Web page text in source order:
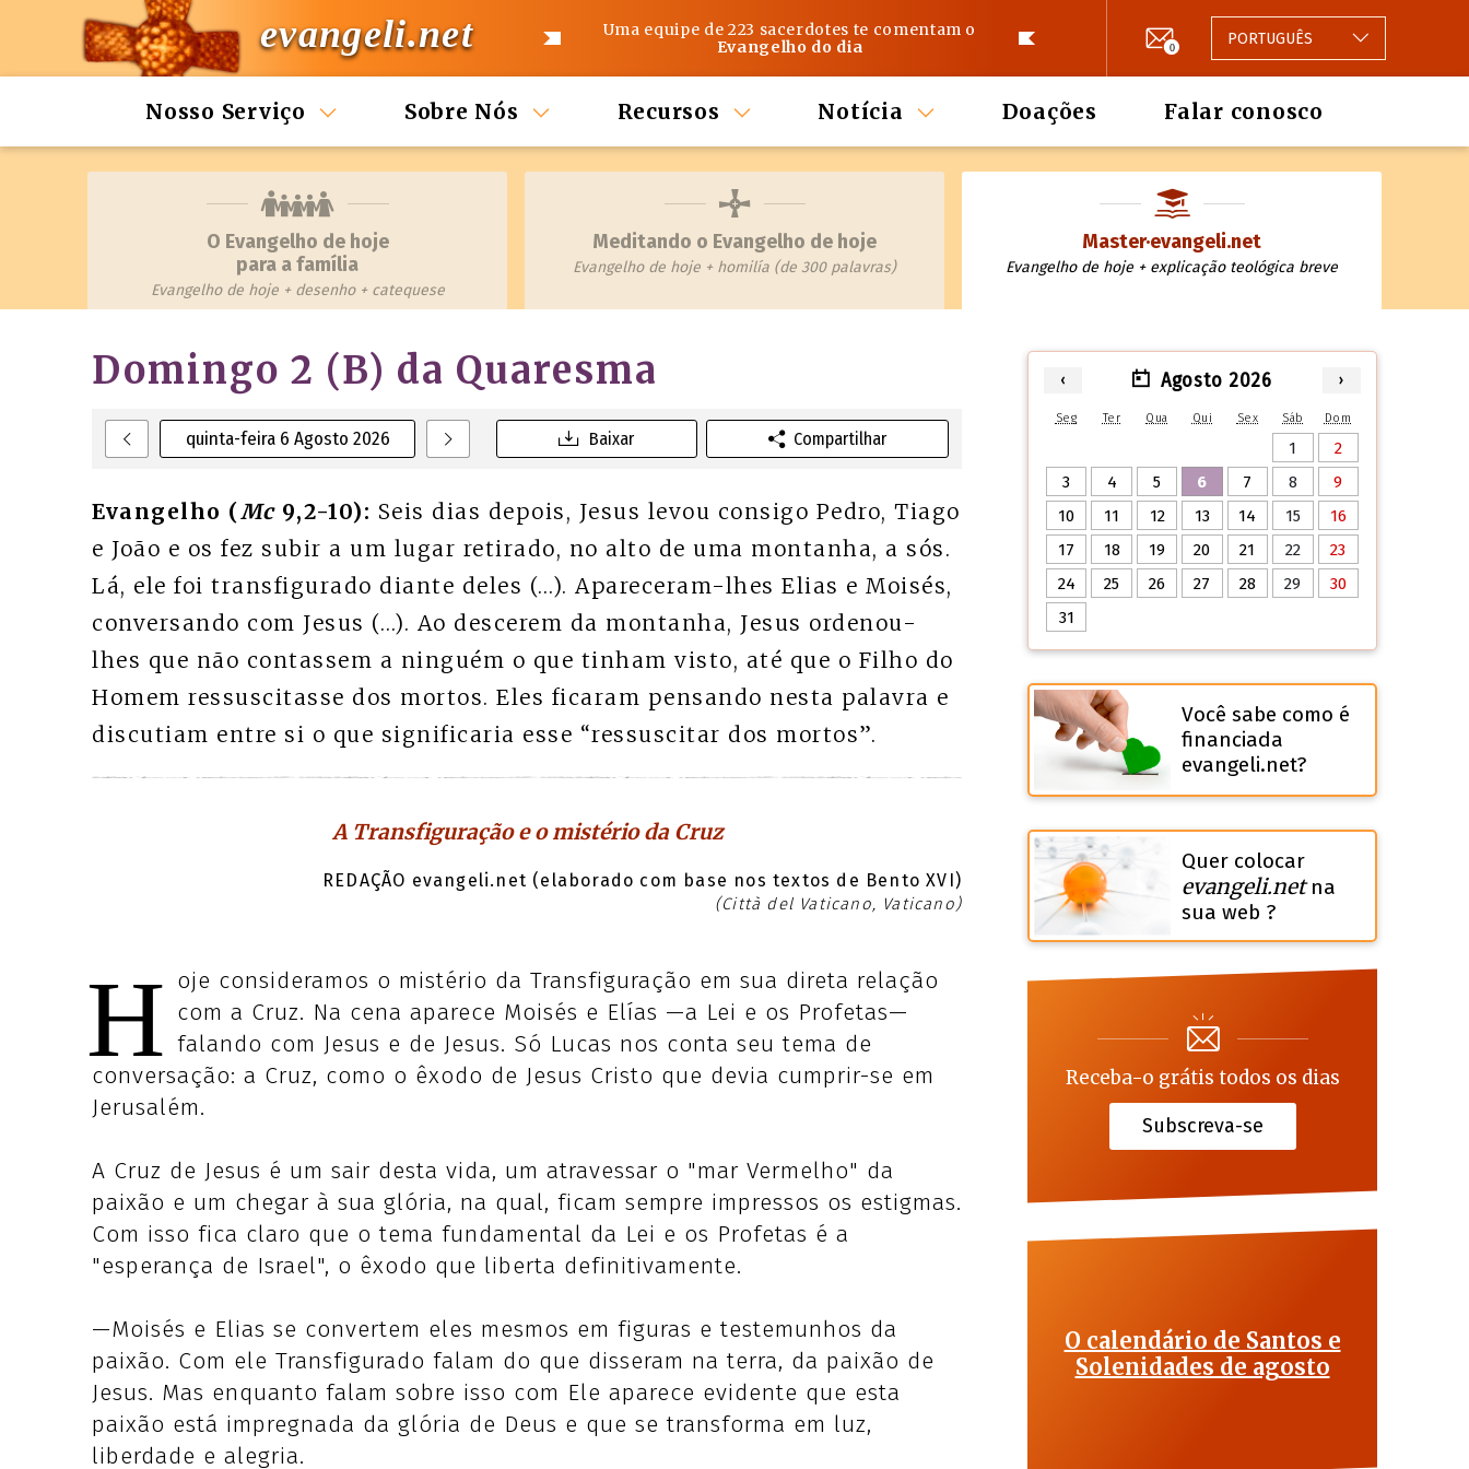
evangeli.net
Uma equipe de 223 sacerdotes te comentam o
Evangelho do dia
0 PORTUGUÊS
Nosso Serviço Sobre Nós Recursos Notícia Doações Falar conosco
O Evangelho de hoje
para a família
Evangelho de hoje + desenho + catequese
Meditando o Evangelho de hoje
Evangelho de hoje + homilía (de 300 palavras)
Master·evangeli.net
Evangelho de hoje + explicação teológica breve
quinta-feira 6 Agosto 2026
Domingo 2 (B) da Quaresma
Baixar Compartilhar
Evangelho (Mc9,2-10): Seis dias depois, Jesus levou consigo Pedro, Tiago
e João e os fez subir a um lugar retirado, no alto de uma montanha, a sós.
Lá, ele foi transfigurado diante deles (…). Apareceram-lhes Elias e Moisés,
conversando com Jesus (…). Ao descerem da montanha, Jesus ordenou-
lhes que não contassem a ninguém o que tinham visto, até que o Filho do
Homem ressuscitasse dos mortos. Eles ficaram pensando nesta palavra e
discutiam entre si o que significaria esse “ressuscitar dos mortos”.
A Transfiguração e o mistério da Cruz
REDAÇÃO evangeli.net (elaborado com base nos textos de Bento XVI)
(Città del Vaticano, Vaticano)
H oje consideramos o mistério da Transfiguração em sua direta relação
com a Cruz. Na cena aparece Moisés e Elías —a Lei e os Profetas—
falando com Jesus e de Jesus. Só Lucas nos conta seu tema de
conversação: a Cruz, como o êxodo de Jesus Cristo que devia cumprir-se em
Jerusalém.
A Cruz de Jesus é um sair desta vida, um atravessar o "mar Vermelho" da
paixão e um chegar à sua glória, na qual, ficam sempre impressos os estigmas.
Com isso fica claro que o tema fundamental da Lei e os Profetas é a
"esperança de Israel", o êxodo que liberta definitivamente.
—Moisés e Elias se convertem eles mesmos em figuras e testemunhos da
paixão. Com ele Transfigurado falam do que disseram na terra, da paixão de
Jesus. Mas enquanto falam sobre isso com Ele aparece evidente que esta
paixão está impregnada da glória de Deus e que se transforma em luz,
liberdade e alegria.
‹ Agosto 2026 ›
Seg Ter Qua Qui Sex Sáb Dom
1
2
3
4 5 6 7 8
9
10
11 12 13 14 15
16
17
18 19 20 21 22
23
24
25 26 27 28 29
30
31
Você sabe como é
financiada
evangeli.net?
Quer colocar
evangeli.netna
sua web ?
Receba-o grátis todos os dias
Subscreva-se
O calendário de Santos e
Solenidades de agosto